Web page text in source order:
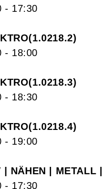
- 17:30
1.0218.2
- 18:00
1.0218.3
- 18:30
1.0218.4
- 19:00
NÄHEN | METALL
- 17:30